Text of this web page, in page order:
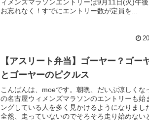
ィメンズマラソンエントリーは9月11日(火)午
お忘れなく！すでにエントリー数が定員を...
【アスリート弁当】ゴーヤー？ゴー
とゴーヤーのピクルス
こんばんは、moeです。朝晩、だいぶ涼しくな
の名古屋ウィメンズマラソンのエントリーも始
ングしている人を多く見かけるようになりまし
全然、走っていないのでそろそろ走り始めない